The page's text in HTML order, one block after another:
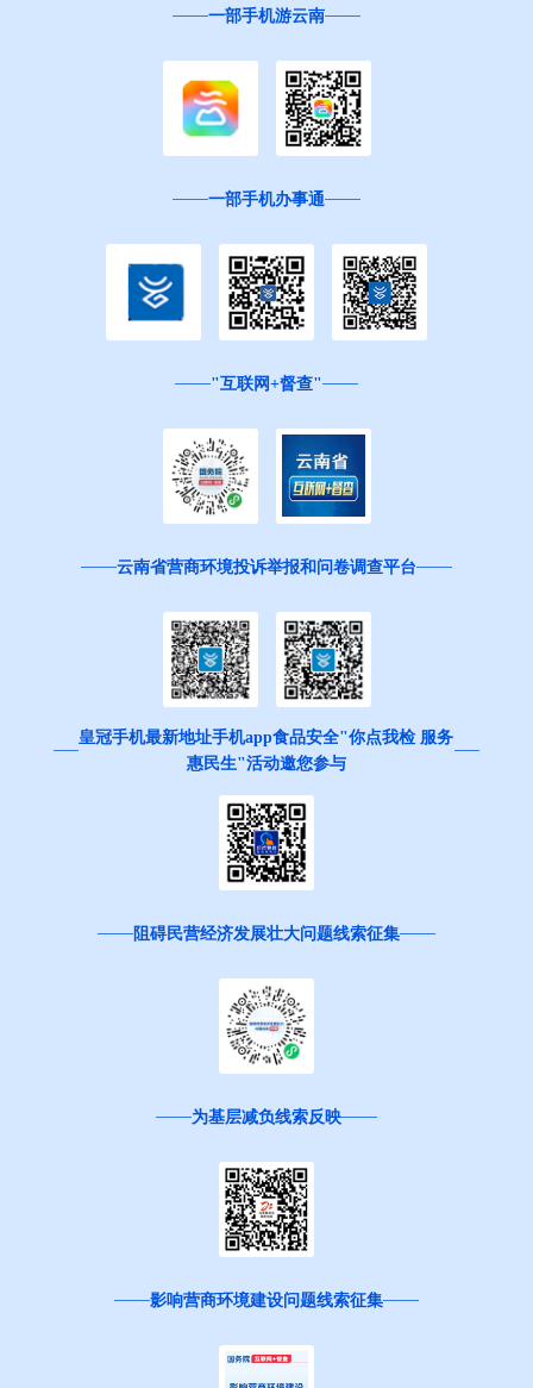
一部手机游云南
一部手机办事通
"互联网+督查"
云南省营商环境投诉举报和问卷调查平台
皇冠手机最新地址手机app食品安全"你点我检 服务
惠民生"活动邀您参与
阻碍民营经济发展壮大问题线索征集
为基层减负线索反映
影响营商环境建设问题线索征集